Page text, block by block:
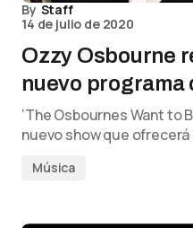
By Staff
14 de julio de 2020
Ozzy Osbourne
nuevo programa
‘The Osbournes Want to
nuevo show que
Música